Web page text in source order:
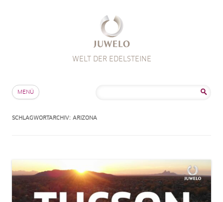
WELT DER EDELSTEINE
MENÜ
SCHLAGWORTARCHIV: ARIZONA